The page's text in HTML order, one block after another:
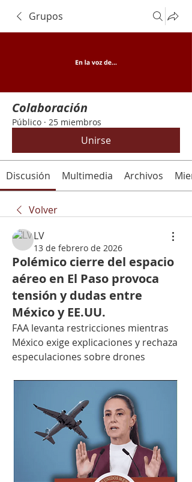
Grupos
Colaboración
Público · 25 miembros
Unirse
Discusión Multimedia Archivos
Volver
LV
13 de febrero de 2026
Polémico cierre del espacio
aéreo en El Paso provoca
tensión y dudas entre
México y EE.UU.
FAA levanta restricciones mientras
México exige explicaciones y rechaza
especulaciones sobre drones